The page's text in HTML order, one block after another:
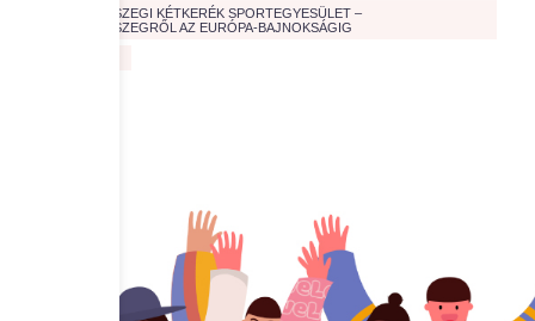
ZALAEGERSZEGI KÉTKERÉK SPORTEGYESÜLET –
ZALAEGERSZEGRŐL AZ EURÓPA-BAJNOKSÁGIG